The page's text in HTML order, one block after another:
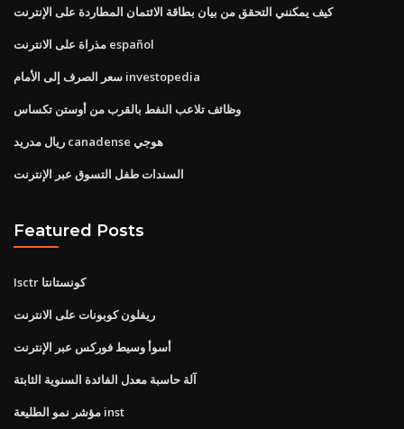
كيف يمكنني التحقق من بيان بطاقة الائتمان المطاردة على الإنترنت
مذراة على الانترنت español
سعر الصرف إلى الأمام investopedia
وظائف تلاعب النفط بالقرب من أوستن تكساس
ريال مدريد canadense هوجي
السندات طفل التسوق عبر الإنترنت
Featured Posts
Isctr كونستانتا
ريفلون كوبونات على الانترنت
أسوأ وسيط فوركس عبر الإنترنت
آلة حاسبة معدل الفائدة السنوية الثابتة
مؤشر نمو الطليعة inst